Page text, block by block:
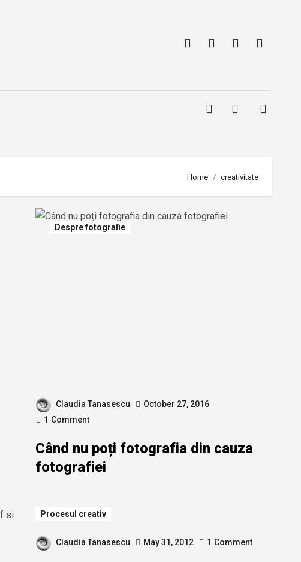
Home creativitate
Despre fotografie
Claudia Tanasescu
October 27, 2016
1 Comment
Când nu poți fotografia din cauza
fotografiei
Procesul creativ
Claudia Tanasescu May 31, 2012 1 Comment